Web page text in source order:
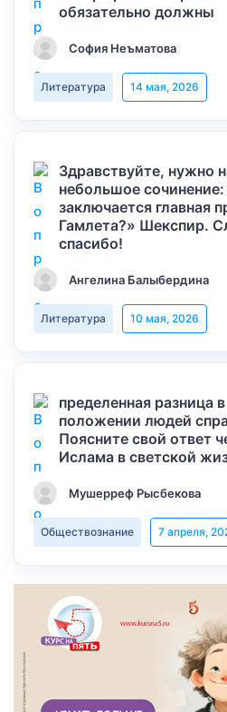
обязательно должны
София Неъматова
Литература 14 мая, 2026
Здравствуйте, нужно
небольшое
заключается главная
Гамлета?» Шекспир.
спасибо!
Ангелина Балыбердина
Литература 10 мая, 2026
пределенная разница
положении людей
Поясните свой ответ
Ислама в светской
Мушерреф Рысбекова
Обществознание 7 апреля,